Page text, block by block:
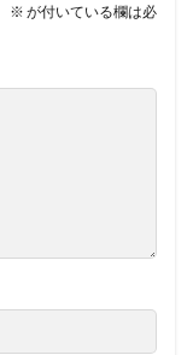
※ が付いている欄は必